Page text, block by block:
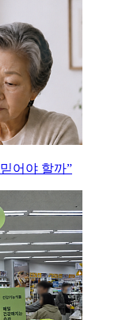
어야 할까”